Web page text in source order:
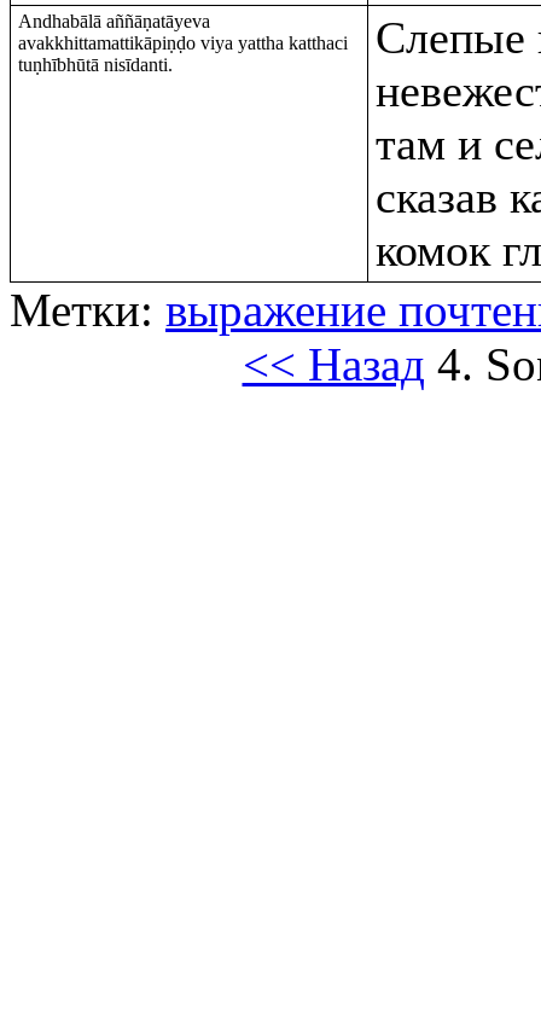
Andhabālā aññāṇatāyeva
avakkhittamattikāpiṇḍo viya yattha katthaci
tuṇhībhūtā nisīdanti.
Слепые
там и
сказав
комок
Метки: выражение
<< Назад 4.